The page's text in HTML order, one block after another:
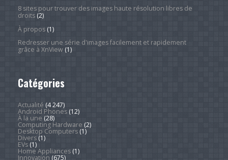
8 sites pour trouver des images haute résolution libres de
droits(2)
À propos(1)
Redresser une série d'images facilement et rapidement
grâce à XnView(1)
Catégories
Actualité (4 247)
Android Phones(12)
À la une (28)
Computing Hardware (2)
Desktop Computers(1)
Divers(1)
EVs(1)
Home Appliances(1)
Innovation (675)